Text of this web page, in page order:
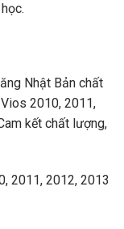
Nhật Bản chất
2010, 2011,
kết chất lượng,
2011, 2012, 2013